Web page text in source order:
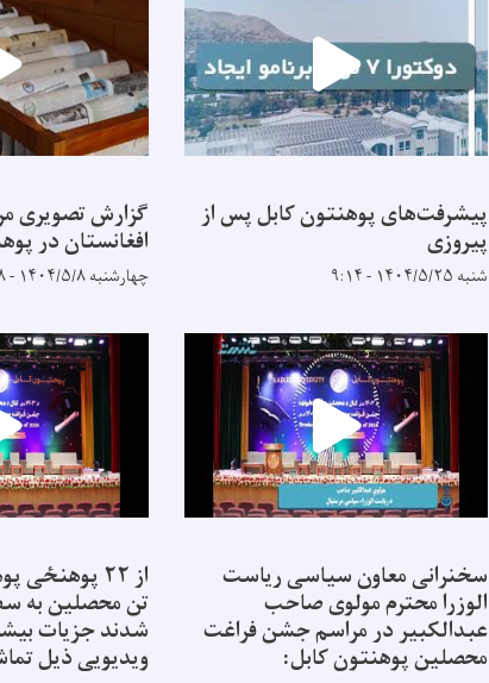
پیشرفت‌های پوهنتون کابل پس از
پیروزی
شنبه ۱۴۰۴/۵/۲۵ - ۹:۱۴
گزارش تصویری
افغانستان در
چهارشنبه ۱۴۰۴/۵/۸ - ۱۵:۴۸
سخنرانی معاون سیاسی ریاست
الوزرا محترم مولوی صاحب
عبدالکبیر در مراسم جشن فراغت
محصلین پوهنتون کابل:
تن محصلین به
شدند جزیات
ویدیویی ذیل